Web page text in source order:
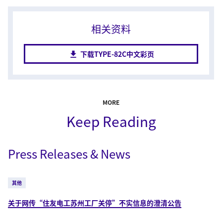
相关资料
下载TYPE-82C中文彩页
MORE
Keep Reading
Press Releases & News
其他
关于网传“住友电工苏州工厂关停”不实信息的澄清公告